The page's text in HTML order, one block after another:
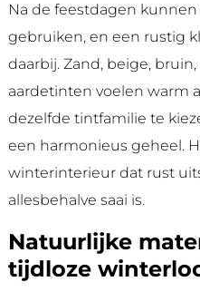
Na de feestdagen
gebruiken, en een rustig
daarbij. Zand, beige,
aardetinten voelen warm
dezelfde tintfamilie te
een harmonieus geheel.
winterinterieur dat rust
allesbehalve saai is.
Natuurlijke
tijdloze